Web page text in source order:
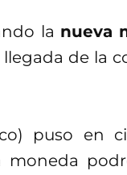
la nueva
llegada de la
puso en